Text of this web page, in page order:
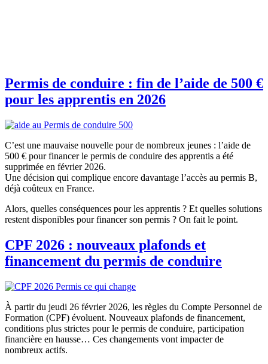
Permis de conduire : fin de l’aide de 500 €
pour les apprentis en 2026
C’est une mauvaise nouvelle pour de nombreux jeunes : l’aide de
500 € pour financer le permis de conduire des apprentis a été
supprimée en février 2026.
Une décision qui complique encore davantage l’accès au permis B,
déjà coûteux en France.
Alors, quelles conséquences pour les apprentis ? Et quelles solutions
restent disponibles pour financer son permis ? On fait le point.
CPF 2026 : nouveaux plafonds et
financement du permis de conduire
À partir du jeudi 26 février 2026, les règles du Compte Personnel de
Formation (CPF) évoluent. Nouveaux plafonds de financement,
conditions plus strictes pour le permis de conduire, participation
financière en hausse… Ces changements vont impacter de
nombreux actifs.